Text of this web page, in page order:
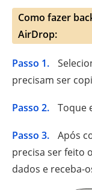
Como fazer
AirDrop:
Passo 1.
precisam ser
Passo 2. Toque
Passo 3.
Após
precisa ser feito
dados e receba-